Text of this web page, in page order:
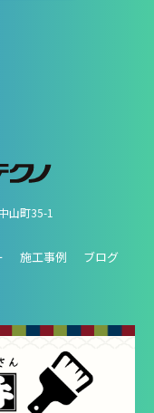
山町35-1
施工事例
ブログ